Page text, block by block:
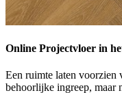
Online Projectvloer in
Een ruimte laten voorzien
behoorlijke ingreep, maar